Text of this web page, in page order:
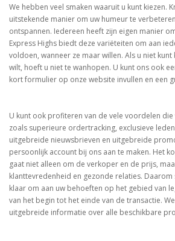
We hebben veel smaken waaruit u kunt kiezen.
uitstekende manier om uw humeur te
ontspannen. Iedereen heeft zijn eigen manier
Express Highs biedt deze variëteiten om aan
voldoen, wanneer ze maar willen. Als u niet kunt
wilt, hoeft u niet te wanhopen. U kunt ons ook
kort formulier op onze website invullen en een
U kunt ook profiteren van de vele voordelen
zoals superieure ordertracking, exclusieve
uitgebreide nieuwsbrieven en uitgebreide
persoonlijk account bij ons aan te maken. Het
gaat niet alleen om de verkoper en de prijs,
klanttevredenheid en gezonde relaties.
klaar om aan uw behoeften op het gebied van
van het begin tot het einde van de transactie.
uitgebreide informatie over alle beschikbare